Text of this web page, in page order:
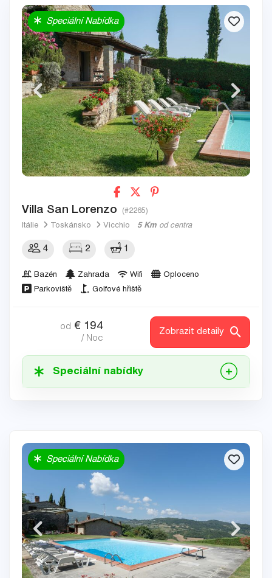
Speciální Nabídka
Villa San Lorenzo (#2265)
Itálie Toskánsko Vicchio 5 Km od centra
4 2 1
Bazén Zahrada Wifi
Oploceno
Parkoviště
Golfové hřiště
od € 194
/ Noc
Zobrazit detaily
Speciální nabídky
Speciální Nabídka